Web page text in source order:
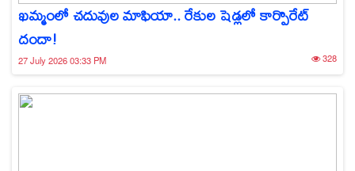
ఖమ్మంలో చదువుల మాఫియా.. రేకుల షెడ్లలో కార్పొరేట్
దందా!
27 July 2026 03:33 PM 328